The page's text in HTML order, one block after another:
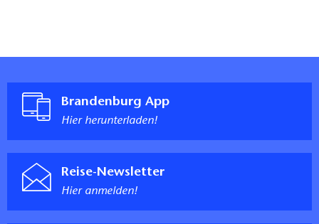
Brandenburg App
Hier herunterladen!
Reise-Newsletter
Hier anmelden!